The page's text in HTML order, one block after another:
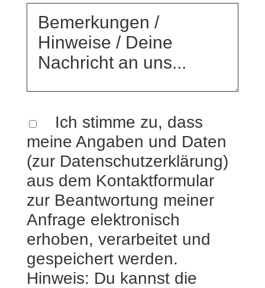
Ich stimme zu, dass
meine Angaben und Daten
(zur Datenschutzerklärung)
aus dem Kontaktformular
zur Beantwortung meiner
Anfrage elektronisch
erhoben, verarbeitet und
gespeichert werden.
Hinweis: Du kannst die